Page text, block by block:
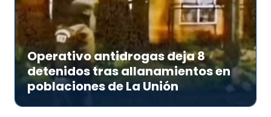
Operativo antidrogas deja 8
detenidos tras allanamientos en
poblaciones de La Unión